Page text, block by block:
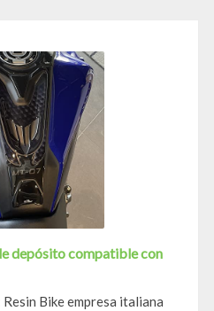
depósito compatible con
Bike empresa italiana